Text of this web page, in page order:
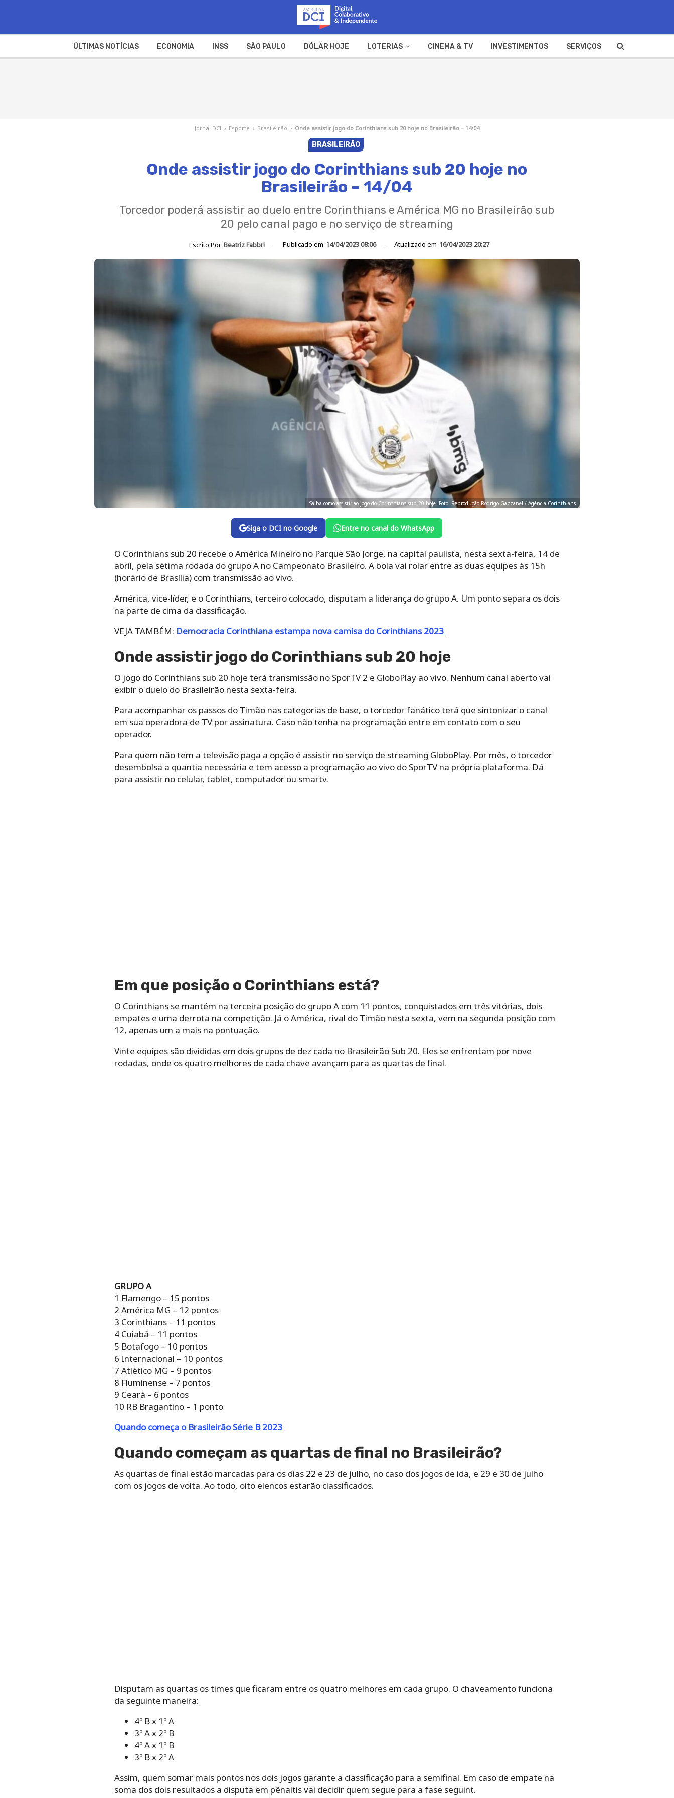
ÚLTIMAS NOTÍCIAS ECONOMIA INSS SÃO PAULO DÓLAR HOJE LOTERIAS CINEMA & TV INVESTIMENTOS SERVIÇOS
Jornal DCI › Esporte › Brasileirão › Onde assistir jogo do Corinthians sub 20 hoje no Brasileirão – 14/04
BRASILEIRÃO
Onde assistir jogo do Corinthians sub 20 hoje no
Brasileirão – 14/04
Torcedor poderá assistir ao duelo entre Corinthians e América MG no Brasileirão sub
20 pelo canal pago e no serviço de streaming
Escrito Por Beatriz Fabbri Publicado em 14/04/2023 08:06 Atualizado em 16/04/2023 20:27
Saiba como assistir ao jogo do Corinthians sub 20 hoje. Foto: Reprodução Rodrigo Gazzanel / Agência Corinthians
Siga o DCI no Google Entre no canal do WhatsApp
O Corinthians sub 20 recebe o América Mineiro no Parque São Jorge, na capital paulista, nesta sexta-feira, 14 de
abril, pela sétima rodada do grupo A no Campeonato Brasileiro. A bola vai rolar entre as duas equipes às 15h
(horário de Brasília) com transmissão ao vivo.
América, vice-líder, e o Corinthians, terceiro colocado, disputam a liderança do grupo A. Um ponto separa os dois
na parte de cima da classificação.
VEJA TAMBÉM: Democracia Corinthiana estampa nova camisa do Corinthians 2023
Onde assistir jogo do Corinthians sub 20 hoje
O jogo do Corinthians sub 20 hoje terá transmissão no SporTV 2 e GloboPlay ao vivo. Nenhum canal aberto vai
exibir o duelo do Brasileirão nesta sexta-feira.
Para acompanhar os passos do Timão nas categorias de base, o torcedor fanático terá que sintonizar o canal
em sua operadora de TV por assinatura. Caso não tenha na programação entre em contato com o seu
operador.
Para quem não tem a televisão paga a opção é assistir no serviço de streaming GloboPlay. Por mês, o torcedor
desembolsa a quantia necessária e tem acesso a programação ao vivo do SporTV na própria plataforma. Dá
para assistir no celular, tablet, computador ou smartv.
Em que posição o Corinthians está?
O Corinthians se mantém na terceira posição do grupo A com 11 pontos, conquistados em três vitórias, dois
empates e uma derrota na competição. Já o América, rival do Timão nesta sexta, vem na segunda posição com
12, apenas um a mais na pontuação.
Vinte equipes são divididas em dois grupos de dez cada no Brasileirão Sub 20. Eles se enfrentam por nove
rodadas, onde os quatro melhores de cada chave avançam para as quartas de final.
GRUPO A
1 Flamengo – 15 pontos
2 América MG – 12 pontos
3 Corinthians – 11 pontos
4 Cuiabá – 11 pontos
5 Botafogo – 10 pontos
6 Internacional – 10 pontos
7 Atlético MG – 9 pontos
8 Fluminense – 7 pontos
9 Ceará – 6 pontos
10 RB Bragantino – 1 ponto
Quando começa o Brasileirão Série B 2023
Quando começam as quartas de final no Brasileirão?
As quartas de final estão marcadas para os dias 22 e 23 de julho, no caso dos jogos de ida, e 29 e 30 de julho
com os jogos de volta. Ao todo, oito elencos estarão classificados.
Disputam as quartas os times que ficaram entre os quatro melhores em cada grupo. O chaveamento funciona
da seguinte maneira:
4º B x 1º A
3º A x 2º B
4º A x 1º B
3º B x 2º A
Assim, quem somar mais pontos nos dois jogos garante a classificação para a semifinal. Em caso de empate na
soma dos dois resultados a disputa em pênaltis vai decidir quem segue para a fase seguint.